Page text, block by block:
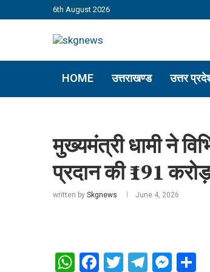
6th August 2026
HOME उत्तराखण्ड उत्तर
मुख्यमंत्री धामी ने
प्रदान की ₹191
written by Skgnews June 4, 2026
WhatsApp
Facebook
Twitter